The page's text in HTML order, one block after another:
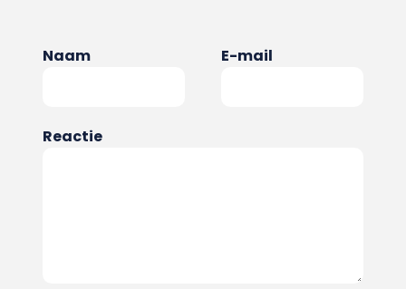
Naam E-mail
Reactie